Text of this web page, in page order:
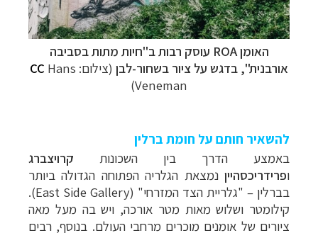
האומן ROA עוסק רבות ב"חיות מתות בסביבה
אורבנית", בדגש על ציור בשחור-לבן (צילום: CC Hans
Veneman)
להשאיר חותם על חומת ברלין
באמצע הדרך בין השכונות קרויצברג
ופרידריכסהיין נמצאת הגלריה הפתוחה הגדולה ביותר
בברלין – "גלריית הצד המזרחי" (East Side Gallery
).
קילומטר ושלוש מאות מטר אורכה, ויש בה מעל מאה
ציורים של אומנים מוכרים מרחבי העולם. בנוסף, רבים